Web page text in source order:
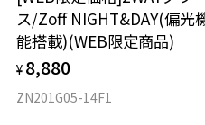
材質
フロント素材：アセテート
ス/Zoff NIGHT&DAY(偏光
能搭載)(WEB限定商品)
¥ 8,880
ZN201G05-14F1